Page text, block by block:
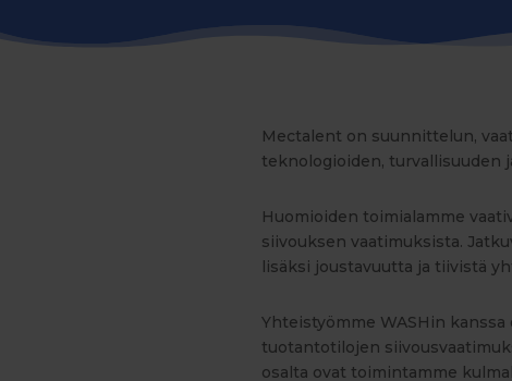
Mectalent on suunnittelun,
teknologioiden, turvallisuuden
Huomioiden toimialamme
siivouksen vaatimuksista.
lisäksi joustavuutta ja tiivistä
Yhteistyömme WASHin
tuotantotilojen
osalta ovat toimintamme